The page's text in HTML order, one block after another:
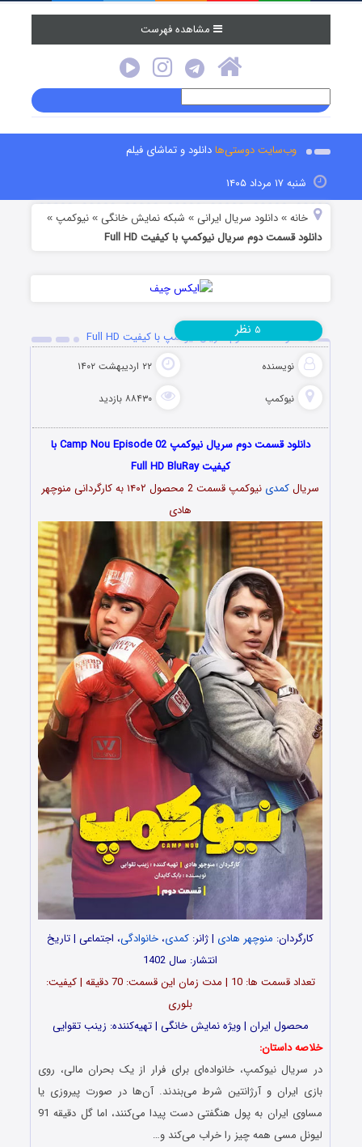
مشاهده فهرست
وب‌سایت دوستی‌هادانلود و تماشای فیلم
شنبه ۱۷ مرداد ۱۴۰۵
خانه »دانلود سریال ایرانی » شبکه نمایش خانگی »نیوکمپ »
دانلود قسمت دوم سریال نیوکمپ با کیفیت Full HD
دانلود قسمت دوم سریال نیوکمپ با کیفیت Full HD
نویسنده ۲۲ اردیبهشت ۱۴۰۲
نیوکمپ ۸۸۴۳۰ بازدید
۵ نظر
دانلود قسمت دوم سریال نیوکمپ Camp Nou Episode 02 با
کیفیت Full HD BluRay
سریالکمدی
نیوکمپ قسمت 2 محصول ۱۴۰۲ به کارگردانی منوچهر
هادی
کارگردان: منوچهر‌ هادی | ژانر: کمدی، خانوادگی، اجتماعی | تاریخ
انتشار: سال 1402
تعداد قسمت‌ ها: 10 | مدت زمان این قسمت: 70 دقیقه | کیفیت:
بلوری
محصول ایران | ویژه نمایش خانگی | تهیه‌کننده: زینب تقوایی
خلاصه داستان:
در سریال نیوکمپ، خانواده‌‌ای برای فرار از یک بحران مالی، روی
بازی ایران و آرژانتین شرط می‌بندند. آن‌ها در صورت پیروزی یا
مساوی ایران به پول هنگفتی دست پیدا می‌کنند، اما گل دقیقه 91
لیونل مسی همه چیز را خراب می‌کند و…